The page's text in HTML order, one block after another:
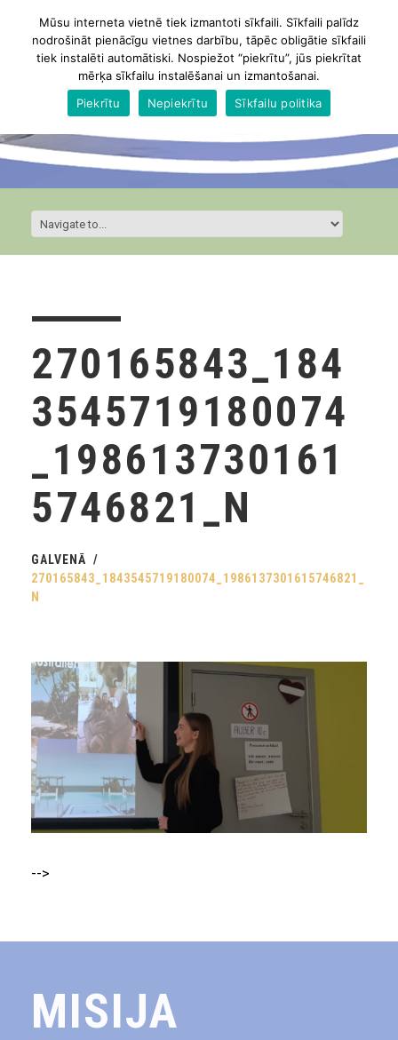
270165843_184
3545719180074
_198613730161
5746821_N
GALVENĀ
270165843_1843545719180074_1986137301615746821_
N
-->
MISIJA
Mūsu interneta vietnē tiek izmantoti sīkfaili. Sīkfaili palīdz
nodrošināt pienācīgu vietnes darbību, tāpēc obligātie sīkfaili
tiek instalēti automātiski. Nospiežot “piekrītu”, jūs piekrītat
mērķa sīkfailu instalēšanai un izmantošanai.
Piekrītu
Nepiekrītu Sīkfailu politika